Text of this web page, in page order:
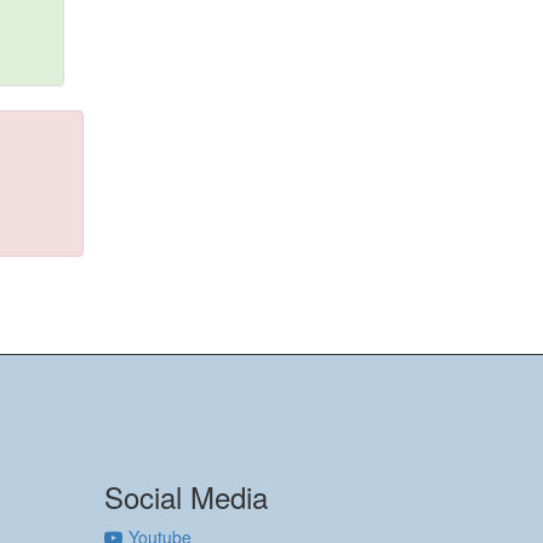
Social Media
Youtube